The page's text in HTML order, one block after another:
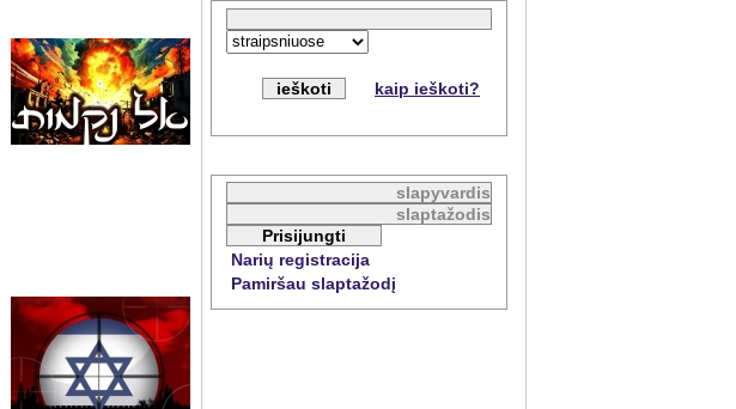
kaip ieškoti?
Narių registracija
Pamiršau slaptažodį